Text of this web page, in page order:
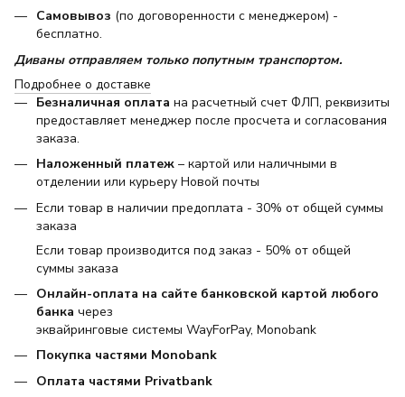
Самовывоз (по договоренности с менеджером) -
бесплатно.
Диваны отправляем только попутным транспортом.
Подробнее о доставке
Безналичная оплата на расчетный счет ФЛП, реквизиты
предоставляет менеджер после просчета и согласования
заказа.
Наложенный платеж – картой или наличными в
отделении или курьеру Новой почты
Если товар в наличии предоплата - 30% от общей суммы
заказа
Если товар производится под заказ - 50% от общей
суммы заказа
Онлайн-оплата на сайте банковской картой любого
банка через
эквайринговые системы WayForPay, Monobank
Покупка частями Monobank
Оплата частями Privatbank